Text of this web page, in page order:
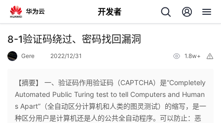
开发者
返
个
8-1验证码绕过、密码找回漏洞
Gere 2022/12/31 1.8w+
【摘要】 一、验证码作用验证码（CAPTCHA）是“Completely
Automated Public Turing test to tell Computers and Human
s Apart”（全自动区分计算机和人类的图灵测试）的缩写，是一
种区分用户是计算机还是人的公共全自动程序。可以防止：恶